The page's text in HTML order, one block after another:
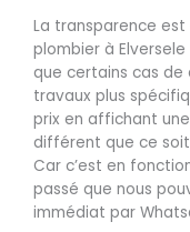
La transparence
plombier à
que certains cas
travaux plus
prix en affichant
différent que ce
Car c’est en
passé que nous
immédiat par